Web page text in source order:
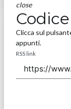
close
Clicca sul
appunti.
RSS link